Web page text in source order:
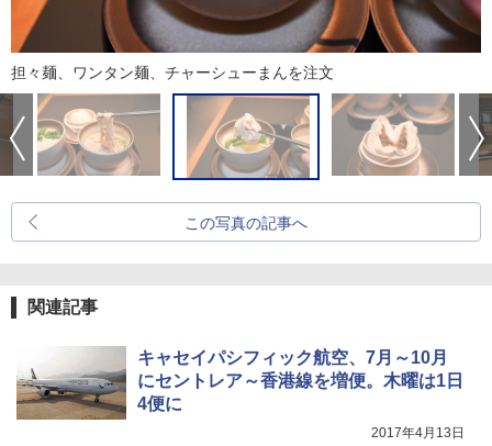
担々麺、ワンタン麺、チャーシューまんを注文
この写真の記事へ
関連記事
キャセイパシフィック航空、7月～10月
にセントレア～香港線を増便。木曜は1日
4便に
2017年4月13日